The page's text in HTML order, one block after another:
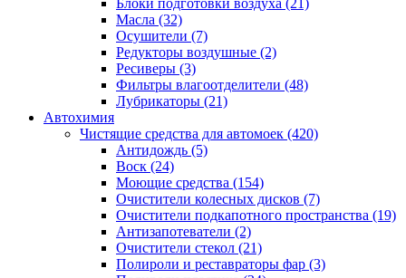
Блоки подготовки воздуха (21)
Масла (32)
Осушители (7)
Редукторы воздушные (2)
Ресиверы (3)
Фильтры влагоотделители (48)
Лубрикаторы (21)
Автохимия
Чистящие средства для автомоек (420)
Антидождь (5)
Воск (24)
Моющие средства (154)
Очистители колесных дисков (7)
Очистители подкапотного пространства (19)
Антизапотеватели (2)
Очистители стекол (21)
Полироли и реставраторы фар (3)